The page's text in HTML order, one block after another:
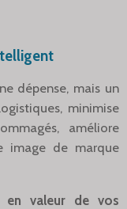
dépense, mais un
minimise
améliore
image de marque
en valeur de vos